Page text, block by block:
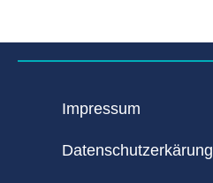
Impressum
Datenschutzerkärung